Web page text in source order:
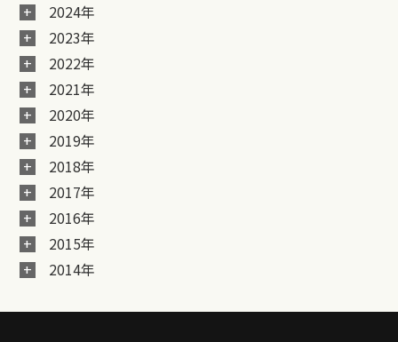
2024年
2023年
2022年
2021年
2020年
2019年
2018年
2017年
2016年
2015年
2014年